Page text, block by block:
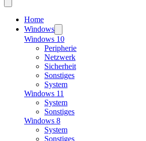
Home
Windows
Windows 10
Peripherie
Netzwerk
Sicherheit
Sonstiges
System
Windows 11
System
Sonstiges
Windows 8
System
Sonstiges